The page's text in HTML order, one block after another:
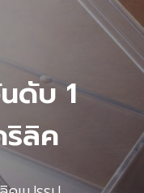
ดับ 1
ริลิค